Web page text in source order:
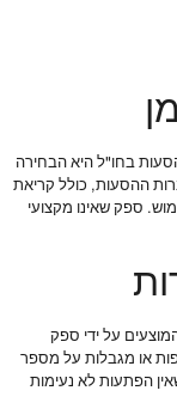
בחו"ל היא הבחירה
ההסעות, כולל קריאת
ספק שאינו מקצועי
על ידי ספק
או מגבלות על מספר
הפתעות לא נעימות